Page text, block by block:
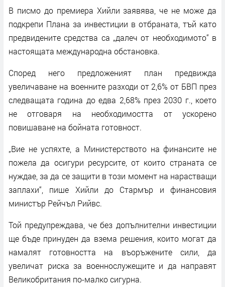
В писмо до премиера Хийли заявява, че не може да
подкрепи Плана за инвестиции в отбраната, тъй като
предвидените средства са „далеч от необходимото“ в
настоящата международна обстановка.
Според него предложеният план предвижда
увеличаване на военните разходи от 2,6% от БВП през
следващата година до едва 2,68% през 2030 г., което
не отговаря на необходимостта от ускорено
повишаване на бойната готовност.
„Вие не успяхте, а Министерството на финансите не
пожела да осигури ресурсите, от които страната се
нуждае, за да се защити в този момент на нарастващи
заплахи“, пише Хийли до Стармър и финансовия
министър Рейчъл Рийвс.
Той предупреждава, че без допълнителни инвестиции
ще бъде принуден да взема решения, които могат да
намалят готовността на въоръжените сили, да
увеличат риска за военнослужещите и да направят
Великобритания по-малко сигурна.